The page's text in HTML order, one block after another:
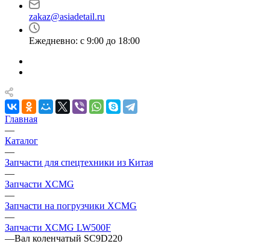
zakaz@asiadetail.ru
Ежедневно: с 9:00 до 18:00
Главная
—
Каталог
—
Запчасти для спецтехники из Китая
—
Запчасти XCMG
—
Запчасти на погрузчики XCMG
—
Запчасти XCMG LW500F
—Вал коленчатый SC9D220